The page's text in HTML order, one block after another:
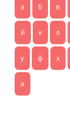
а б в
й к л
у ф х
я